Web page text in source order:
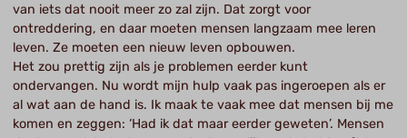
van iets dat nooit meer zo zal zijn. Dat zorgt voor
ontreddering, en daar moeten mensen langzaam mee leren
leven. Ze moeten een nieuw leven opbouwen.
Het zou prettig zijn als je problemen eerder kunt
ondervangen. Nu wordt mijn hulp vaak pas ingeroepen als er
al wat aan de hand is. Ik maak te vaak mee dat mensen bij me
komen en zeggen: ‘Had ik dat maar eerder geweten’. Mensen